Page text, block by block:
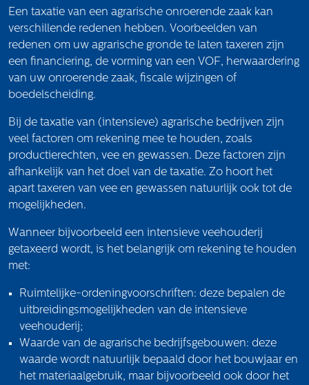
Actueel
Nieuws
Blogs
Uitspraken
Vacatures
Contact
Klachten
Privacyverklaring
Proclaimer
Volg ons
Integrale aanpak gebiedsvisie
Een taxatie van een agrarische onroerende zaak kan
verschillende redenen hebben. Voorbeelden van
redenen om uw agrarische gronde te laten taxeren zijn
een financiering, de vorming van een VOF, herwaardering
van uw onroerende zaak, fiscale wijzingen of
boedelscheiding.
Bij de taxatie van (intensieve) agrarische bedrijven zijn
veel factoren om rekening mee te houden, zoals
productierechten, vee en gewassen. Deze factoren zijn
afhankelijk van het doel van de taxatie. Zo hoort het
apart taxeren van vee en gewassen natuurlijk ook tot de
mogelijkheden.
Wanneer bijvoorbeeld een intensieve veehouderij
getaxeerd wordt, is het belangrijk om rekening te houden
met:
Ruimtelijke-ordeningvoorschriften: deze bepalen de
uitbreidingsmogelijkheden van de intensieve
veehouderij;
Waarde van de agrarische bedrijfsgebouwen: deze
waarde wordt natuurlijk bepaald door het bouwjaar en
het materiaalgebruik, maar bijvoorbeeld ook door het